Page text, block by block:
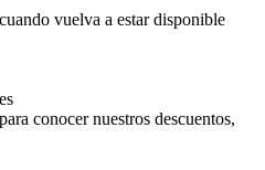
vuelva a estar disponible
conocer nuestros descuentos,